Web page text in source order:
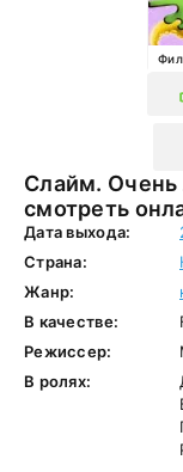
Слайм. Очень
смотреть
Дата выхода:
Страна:
Жанр:
В качестве:
Режиссер:
В ролях: